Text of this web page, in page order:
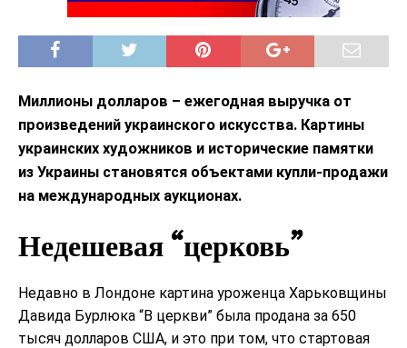
Миллионы долларов – ежегодная выручка от
произведений украинского искусства. Картины
украинских художников и исторические памятки
из Украины становятся объектами купли-продажи
на международных аукционах.
Недешевая “церковь”
Недавно в Лондоне картина уроженца Харьковщины
Давида Бурлюка “В церкви” была продана за 650
тысяч долларов США, и это при том, что стартовая